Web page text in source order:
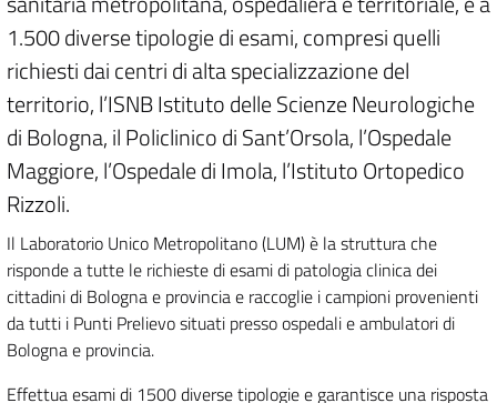
1.500 diverse tipologie di esami, compresi quelli
richiesti dai centri di alta specializzazione del
territorio, l’ISNB Istituto delle Scienze Neurologiche
di Bologna, il Policlinico di Sant’Orsola, l’Ospedale
Maggiore, l’Ospedale di Imola, l’Istituto Ortopedico
Rizzoli.
Il Laboratorio Unico Metropolitano (LUM) è la struttura che
risponde a tutte le richieste di esami di patologia clinica dei
cittadini di Bologna e provincia e raccoglie i campioni provenienti
da tutti i Punti Prelievo situati presso ospedali e ambulatori di
Bologna e provincia.
Effettua esami di 1500 diverse tipologie e garantisce una risposta